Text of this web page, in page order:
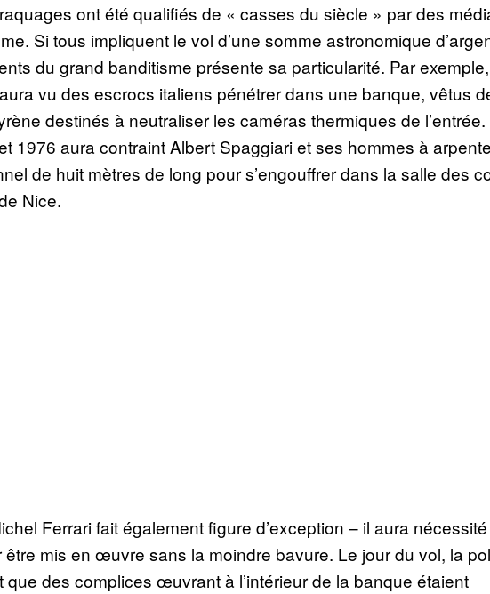
ont été qualifiés de « casses du siècle » par des
Si tous impliquent le vol d’une somme astronomique
du grand banditisme présente sa particularité. Par
vu des escrocs italiens pénétrer dans une banque, vêtus
destinés à neutraliser les caméras thermiques de
1976 aura contraint Albert Spaggiari et ses hommes à
de huit mètres de long pour s’engouffrer dans la salle des
Nice.
Ferrari fait également figure d’exception – il aura
mis en œuvre sans la moindre bavure. Le jour du vol, la
que des complices œuvrant à l’intérieur de la banque étaient